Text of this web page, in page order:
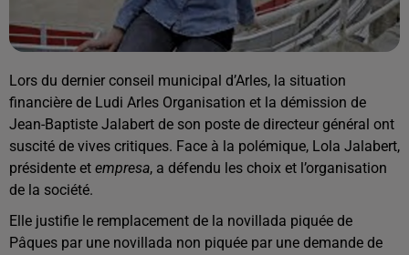
Lors du dernier conseil municipal d’Arles, la situation
financière de Ludi Arles Organisation et la démission de
Jean-Baptiste Jalabert de son poste de directeur général ont
suscité de vives critiques. Face à la polémique, Lola Jalabert,
présidente et empresa, a défendu les choix et l’organisation
de la société.
Elle justifie le remplacement de la novillada piquée de
Pâques par une novillada non piquée par une demande de